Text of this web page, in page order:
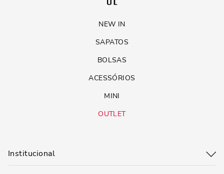
NEW IN
SAPATOS
BOLSAS
ACESSÓRIOS
MINI
OUTLET
Institucional